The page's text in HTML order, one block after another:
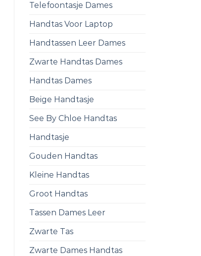
Telefoontasje Dames
Handtas Voor Laptop
Handtassen Leer Dames
Zwarte Handtas Dames
Handtas Dames
Beige Handtasje
See By Chloe Handtas
Handtasje
Gouden Handtas
Kleine Handtas
Groot Handtas
Tassen Dames Leer
Zwarte Tas
Zwarte Dames Handtas